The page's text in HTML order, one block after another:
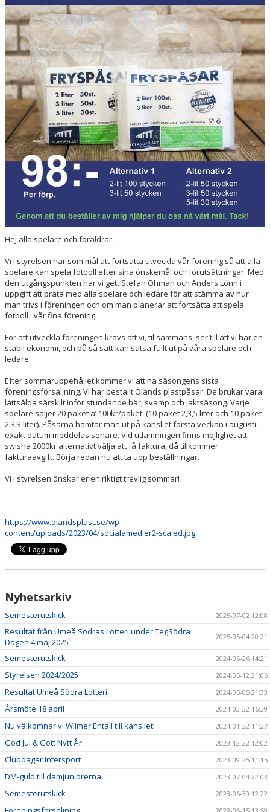
MATCHER
DOKUMENT
Hej alla spelare och föräldrar,
Vi i styrelsen har som mål att fortsätta utveckla vår förening så att alla
spelare kan spela fotboll efter sina önskemål och förutsättningar. Med
den utgångspunkten har vi gett Stefan Öhman och Anders Lönn i
uppgift att prata med alla spelare och ledare för att stämma av hur
man trivs i föreningen och om man planerar att fortsätta att spela
fotboll i vår fina förening.
För att utveckla föreningen krävs att vi, tillsammans, ser till att vi har en
stabil ekonomi, och på så sätt kan satsa fullt ut på våra spelare och
ledare.
Efter sommaruppehållet kommer vi att ha säsongens sista
föreningsförsäljning. Vi har beställt Ölands plastpåsar. De brukar vara
lättsålda särskilt inför stundande bär, svamp och jaktsäsong. Varje
spelare säljer 20 paket a’ 100kr/paket. (10 paket 2,3,5 liter och 10 paket
2,3,3 liter). Påsarna hämtar man ut på kansliet första veckan i augusti,
exakt datum meddelas senare. Vid utlämningen finns möjlighet att
swisha 2000kr alternativt välja att få faktura, då tillkommer
fakturaavgift. Börja redan nu att ta upp beställningar.
Vi i styrelsen önskar er en riktigt trevlig sommar!
https://www.olandsplast.se/wp-
content/uploads/2023/04/socialamedier2-scaled.jpg
Nyhetsarkiv
Semesterutskick 2025-07-02 12:08
Resultat från Umeå Södras Lotteri under TegSödra
Dagen 4 maj 2025
2025-05-04 20:21
Semesterutskick 2024-06-26 14:21
Styrelsen 2024/2025 2024-05-12 21:06
Resultat Umeå Södra Lotteri 2024-05-05 21:33
Årsmöte 18 april 2024-03-22 16:39
Nu välkomnar vi Wilmer Entall till kansliet! 2024-01-22 11:27
God Jul & Gott Nytt År 2023-12-22 12:02
Clubdagar intersport 2023-09-25 11:15
DM-guld till damjuniorerna! 2023-07-04 22:03
Semesterutskick 2023-06-30 12:22